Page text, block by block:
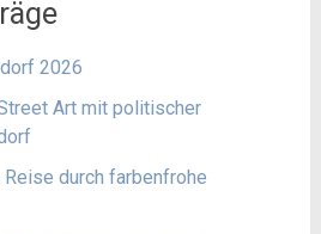
2026
Art mit politischer
durch farbenfrohe